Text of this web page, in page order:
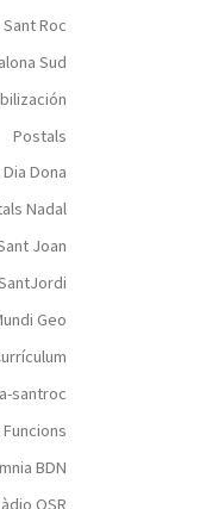
Roc
Sud
Postals
Dona
Nadal
Joan
Geo
santroc
BDN
OSR